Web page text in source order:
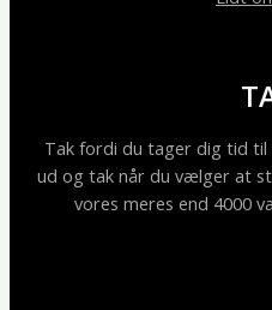
Tak fordi du tager dig tid til
ud og tak når du vælger at
vores meres end 4000